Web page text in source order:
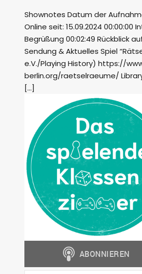
Shownotes Datum der
Online seit: 15.09.2024 00:00:00
Begrüßung 00:02:49 Rückblick
Sendung & Aktuelles Spiel
e.V./Playing History) https://
berlin.org/raetselraeume/
[…]